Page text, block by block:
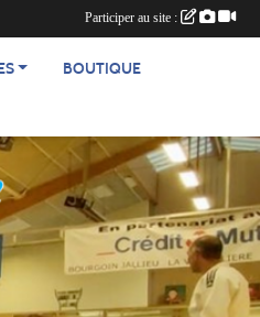
BOUTIQUE
Participer au site :